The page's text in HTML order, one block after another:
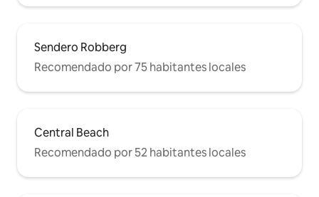
Sendero Robberg
Recomendado por 75 habitantes locales
Central Beach
Recomendado por 52 habitantes locales